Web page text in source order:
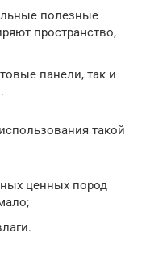
полезные
пространство,
панели, так и
такой
ценных пород